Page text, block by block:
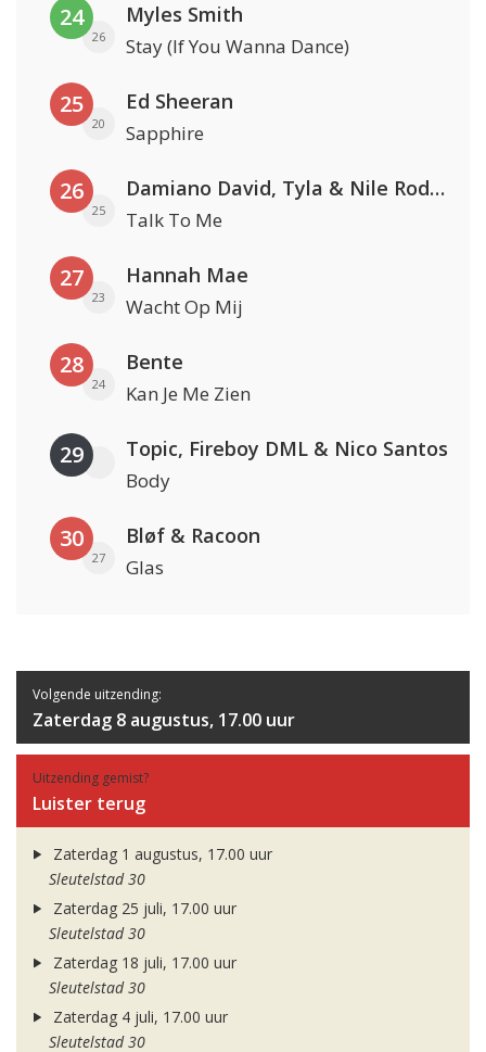
24
26
Myles Smith
Stay (If You Wanna Dance)
25
20
Ed Sheeran
Sapphire
26
25
Damiano David, Tyla & Nile Rodgers
Talk To Me
27
23
Hannah Mae
Wacht Op Mij
28
24
Bente
Kan Je Me Zien
29 Topic, Fireboy DML & Nico Santos
Body
30
27
Bløf & Racoon
Glas
Volgende uitzending:
Zaterdag 8 augustus, 17.00 uur
Uitzending gemist?
Luister terug
Zaterdag 1 augustus, 17.00 uur
Sleutelstad 30
Zaterdag 25 juli, 17.00 uur
Sleutelstad 30
Zaterdag 18 juli, 17.00 uur
Sleutelstad 30
Zaterdag 4 juli, 17.00 uur
Sleutelstad 30